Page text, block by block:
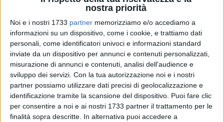
nostra priorità
Noi e i nostri 1733 partner memorizziamo e/o accediamo a
informazioni su un dispositivo, come i cookie, e trattiamo dati
personali, come identificatori univoci e informazioni standard
inviate da un dispositivo per annunci e contenuti personalizzati,
misurazione di annunci e contenuti, analisi dell'audience e
sviluppo dei servizi. Con la tua autorizzazione noi e i nostri
partner possiamo utilizzare dati precisi di geolocalizzazione e
identificazione tramite la scansione del dispositivo. Puoi fare clic
per consentire a noi e ai nostri 1733 partner il trattamento per le
finalità sopra descritte. In alternativa puoi accedere a
312
Il quarto palazzetto dello sport a Molfetta sarà realtà nei
prossimi mesi: il Comune, infatti, ha deliberato per indire la
gara d'appalto finalizzata all'affidamento dei lavori.